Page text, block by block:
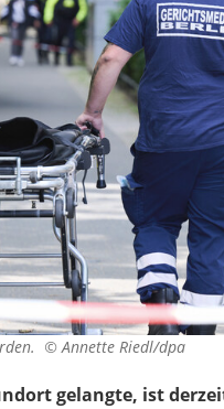
©Annette Riedl/dpa
gelangte, ist